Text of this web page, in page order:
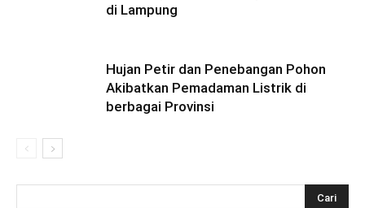
di Lampung
Hujan Petir dan Penebangan Pohon
Akibatkan Pemadaman Listrik di
berbagai Provinsi